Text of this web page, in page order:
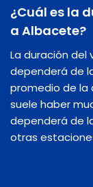
¿Cuál es la
a Albacete?
La duración
dependerá de
promedio de la
suele haber
dependerá de
otras